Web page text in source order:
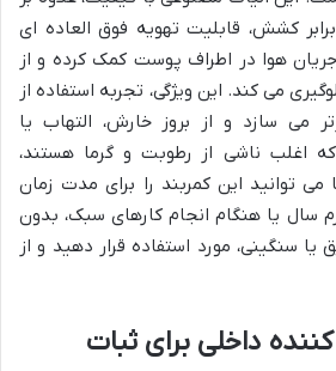
کشش، قابلیت تهویه فوق العاده ای
هوا در اطراف پوست کمک کرده و از
می کند. این ویژگی، تجربه استفاده از
می سازد و از بروز خارش، التهاب یا
اغلب ناشی از رطوبت و گرما هستند،
توانید این کمربند را برای مدت زمان
سال یا هنگام انجام کارهای سبک، بدون
سنگینی، مورد استفاده قرار دهید و از
داخلی برای ثبات